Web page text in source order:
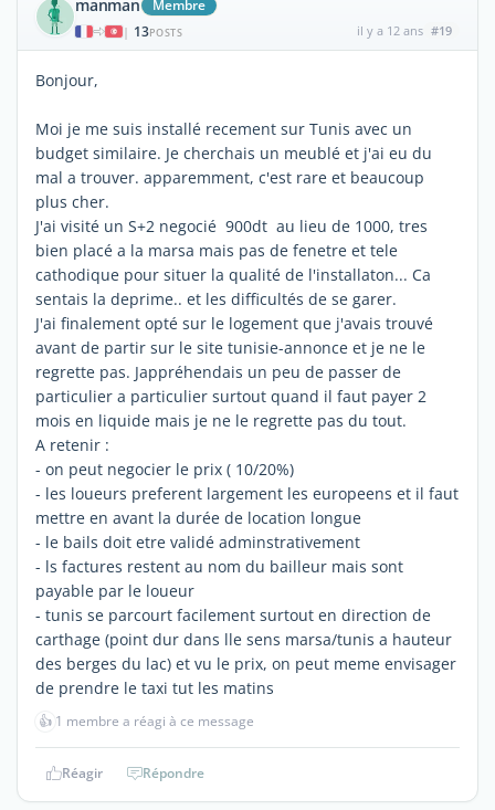
manman Membre
| 13POSTS il y a 12 ans #19
Bonjour,
Moi je me suis installé recement sur Tunis avec un
budget similaire. Je cherchais un meublé et j'ai eu du
mal a trouver. apparemment, c'est rare et beaucoup
plus cher.
J'ai visité un S+2 negocié 900dt au lieu de 1000, tres
bien placé a la marsa mais pas de fenetre et tele
cathodique pour situer la qualité de l'installaton... Ca
sentais la deprime.. et les difficultés de se garer.
J'ai finalement opté sur le logement que j'avais trouvé
avant de partir sur le site tunisie-annonce et je ne le
regrette pas. Jappréhendais un peu de passer de
particulier a particulier surtout quand il faut payer 2
mois en liquide mais je ne le regrette pas du tout.
A retenir :
- on peut negocier le prix ( 10/20%)
- les loueurs preferent largement les europeens et il faut
mettre en avant la durée de location longue
- le bails doit etre validé adminstrativement
- ls factures restent au nom du bailleur mais sont
payable par le loueur
- tunis se parcourt facilement surtout en direction de
carthage (point dur dans lle sens marsa/tunis a hauteur
des berges du lac) et vu le prix, on peut meme envisager
de prendre le taxi tut les matins
👍 1 membre a réagi à ce message
Réagir Répondre